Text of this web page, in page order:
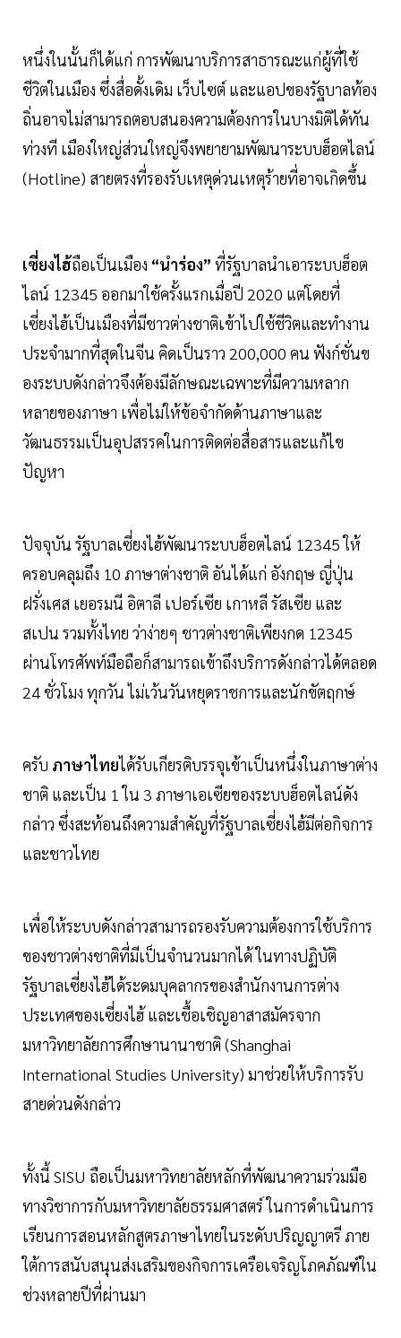
หนึ่งในนั้นก็ได้แก่ การพัฒนาบริการสาธารณะแก่ผู้ที่ใช้
ชีวิตในเมือง ซึ่งสื่อดั้งเดิม เว็บไซต์ และแอปของรัฐบาลท้อง
ถิ่นอาจไม่สามารถตอบสนองความต้องการในบางมิติได้ทัน
ท่วงที เมืองใหญ่ส่วนใหญ่จึงพยายามพัฒนาระบบฮ็อตไลน์
(Hotline) สายตรงที่รองรับเหตุด่วนเหตุร้ายที่อาจเกิดขึ้น
เซี่ยงไฮ้ถือเป็นเมือง “นำร่อง” ที่รัฐบาลนำเอาระบบฮ็อต
ไลน์ 12345 ออกมาใช้ครั้งแรกเมื่อปี 2020 แต่โดยที่
เซี่ยงไฮ้เป็นเมืองที่มีชาวต่างชาติเข้าไปใช้ชีวิตและทำงาน
ประจำมากที่สุดในจีน คิดเป็นราว 200,000 คน ฟังก์ชั่นข
องระบบดังกล่าวจึงต้องมีลักษณะเฉพาะที่มีความหลาก
หลายของภาษา เพื่อไม่ให้ข้อจำกัดด้านภาษาและ
วัฒนธรรมเป็นอุปสรรคในการติดต่อสื่อสารและแก้ไข
ปัญหา
ปัจจุบัน รัฐบาลเซี่ยงไฮ้พัฒนาระบบฮ็อตไลน์ 12345 ให้
ครอบคลุมถึง 10 ภาษาต่างชาติ อันได้แก่ อังกฤษ ญี่ปุ่น
ฝรั่งเศส เยอรมนี อิตาลี เปอร์เซีย เกาหลี รัสเซีย และ
สเปน รวมทั้งไทย ว่าง่ายๆ ชาวต่างชาติเพียงกด 12345
ผ่านโทรศัพท์มือถือก็สามารถเข้าถึงบริการดังกล่าวได้ตลอด
24 ชั่วโมง ทุกวัน ไม่เว้นวันหยุดราชการและนักขัตฤกษ์
ครับ ภาษาไทยได้รับเกียรติบรรจุเข้าเป็นหนึ่งในภาษาต่าง
ชาติ และเป็น 1 ใน 3 ภาษาเอเซียของระบบฮ็อตไลน์ดัง
กล่าว ซึ่งสะท้อนถึงความสำคัญที่รัฐบาลเซี่ยงไฮ้มีต่อกิจการ
และชาวไทย
เพื่อให้ระบบดังกล่าวสามารถรองรับความต้องการใช้บริการ
ของชาวต่างชาติที่มีเป็นจำนวนมากได้ ในทางปฏิบัติ
รัฐบาลเซี่ยงไฮ้ได้ระดมบุคลากรของสำนักงานการต่าง
ประเทศของเซี่ยงไฮ้ และเชื้อเชิญอาสาสมัครจาก
มหาวิทยาลัยการศึกษานานาชาติ (Shanghai
International Studies University) มาช่วยให้บริการรับ
สายด่วนดังกล่าว
ทั้งนี้ SISU ถือเป็นมหาวิทยาลัยหลักที่พัฒนาความร่วมมือ
ทางวิชาการกับมหาวิทยาลัยธรรมศาสตร์ ในการดำเนินการ
เรียนการสอนหลักสูตรภาษาไทยในระดับปริญญาตรี ภาย
ใต้การสนับสนุนส่งเสริมของกิจการเครือเจริญโภคภัณฑ์ใน
ช่วงหลายปีที่ผ่านมา